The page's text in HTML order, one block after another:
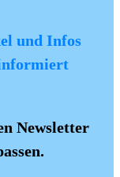
und Infos
Newsletter